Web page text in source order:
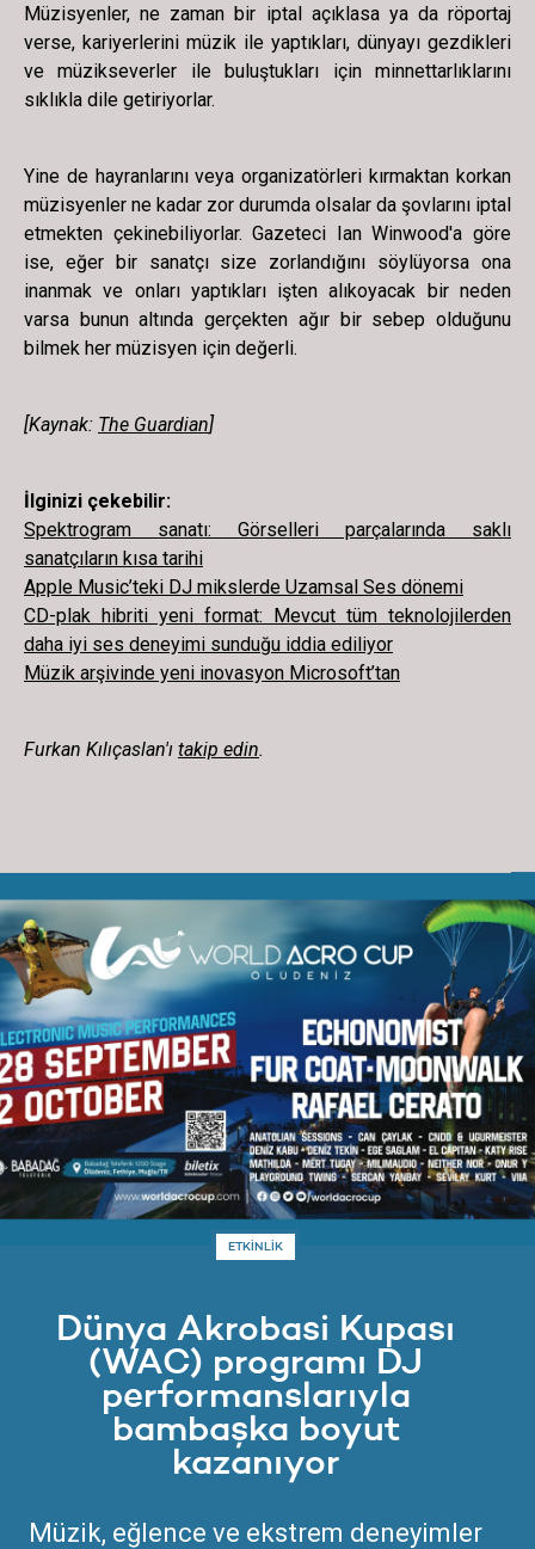
Müzisyenler, ne zaman bir iptal açıklasa ya da röportaj
verse, kariyerlerini müzik ile yaptıkları, dünyayı gezdikleri
ve müzikseverler ile buluştukları için minnettarlıklarını
sıklıkla dile getiriyorlar.
Yine de hayranlarını veya organizatörleri kırmaktan korkan
müzisyenler ne kadar zor durumda olsalar da şovlarını iptal
etmekten çekinebiliyorlar. Gazeteci Ian Winwood'a göre
ise, eğer bir sanatçı size zorlandığını söylüyorsa ona
inanmak ve onları yaptıkları işten alıkoyacak bir neden
varsa bunun altında gerçekten ağır bir sebep olduğunu
bilmek her müzisyen için değerli.
[Kaynak: The Guardian]
İlginizi çekebilir:
Spektrogram sanatı: Görselleri parçalarında saklı
sanatçıların kısa tarihi
Apple Music’teki DJ mikslerde Uzamsal Ses dönemi
CD-plak hibriti yeni format: Mevcut tüm teknolojilerden
daha iyi ses deneyimi sunduğu iddia ediliyor
Müzik arşivinde yeni inovasyon Microsoft’tan
Furkan Kılıçaslan'ı takip edin.
ETKİNLİK
Dünya Akrobasi Kupası
(WAC) programı DJ
performanslarıyla
bambaşka boyut
kazanıyor
Müzik, eğlence ve ekstrem deneyimler